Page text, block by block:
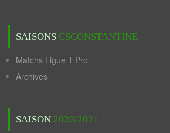
SAISONS CSCONSTANTINE
Matchs Ligue 1 Pro
Archives
SAISON 2020/2021